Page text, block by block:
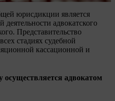
юрисдикции является
адвокатского
Представительство
стадиях судебной
кассационной и
осуществляется адвокатом